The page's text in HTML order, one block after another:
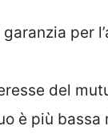
garanzia per
del
è più